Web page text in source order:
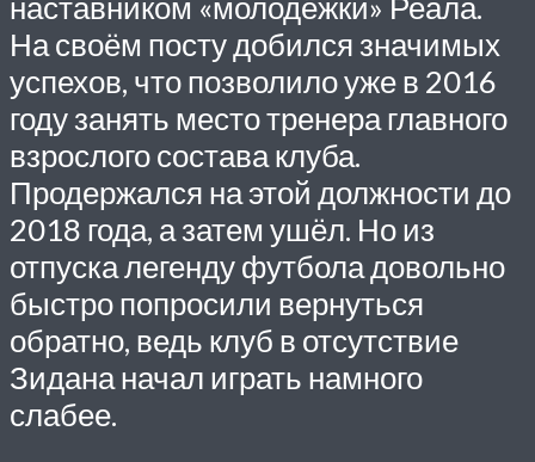
наставником «молодёжки» Реала.
На своём посту добился значимых
успехов, что позволило уже в 2016
году занять место тренера главного
взрослого состава клуба.
Продержался на этой должности до
2018 года, а затем ушёл. Но из
отпуска легенду футбола довольно
быстро попросили вернуться
обратно, ведь клуб в отсутствие
Зидана начал играть намного
слабее.